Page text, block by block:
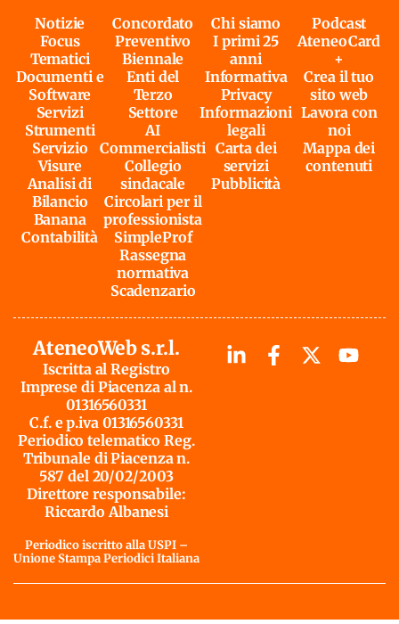
Notizie
Focus
Tematici
Documenti e
Software
Servizi
Strumenti
Servizio
Visure
Analisi di
Bilancio
Banana
Contabilità
Concordato
Preventivo
Biennale
Enti del
Terzo
Settore
AI
Commercialisti
Collegio
sindacale
Circolari per il
professionista
SimpleProf
Rassegna
normativa
Scadenzario
Chi siamo
I primi 25
anni
Informativa
Privacy
Informazioni
legali
Carta dei
servizi
Pubblicità
Podcast
AteneoCard
+
Crea il tuo
sito web
Lavora con
noi
Mappa dei
contenuti
AteneoWeb s.r.l.
Iscritta al Registro
Imprese di Piacenza al n.
01316560331
C.f. e p.iva 01316560331
Periodico telematico Reg.
Tribunale di Piacenza n.
587 del 20/02/2003
Direttore responsabile:
Riccardo Albanesi
Periodico iscritto alla USPI –
Unione Stampa Periodici Italiana